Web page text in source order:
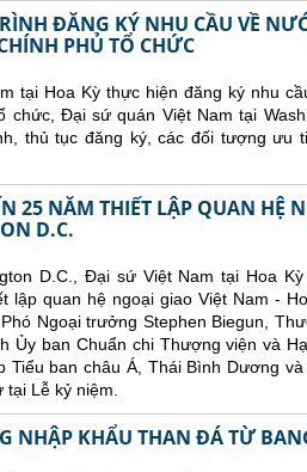
ĐĂNG KÝ NHU CẦU VỀ
PHỦ TỔ CHỨC
tại Hoa Kỳ thực hiện đăng ký nhu
chức, Đại sứ quán Việt Nam tại
thủ tục đăng ký, các đối tượng ưu
25 NĂM THIẾT LẬP QUAN HỆ
D.C.
D.C., Đại sứ Việt Nam tại Hoa
lập quan hệ ngoại giao Việt Nam -
Ngoại trưởng Stephen Biegun,
Ủy ban Chuẩn chi Thượng viện và
Tiểu ban châu Á, Thái Bình Dương
Lễ kỷ niệm.
NHẬP KHẨU THAN ĐÁ TỪ